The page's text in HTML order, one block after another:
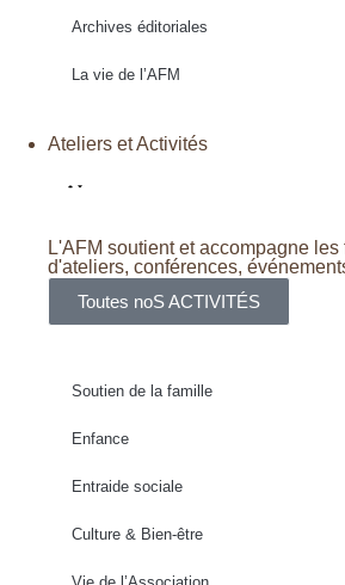
Archives éditoriales
La vie de l’AFM
Ateliers et Activités
L'AFM soutient et accompagne
d'ateliers, conférences,
Toutes noS ACTIVITÉS
Soutien de la famille
Enfance
Entraide sociale
Culture & Bien-être